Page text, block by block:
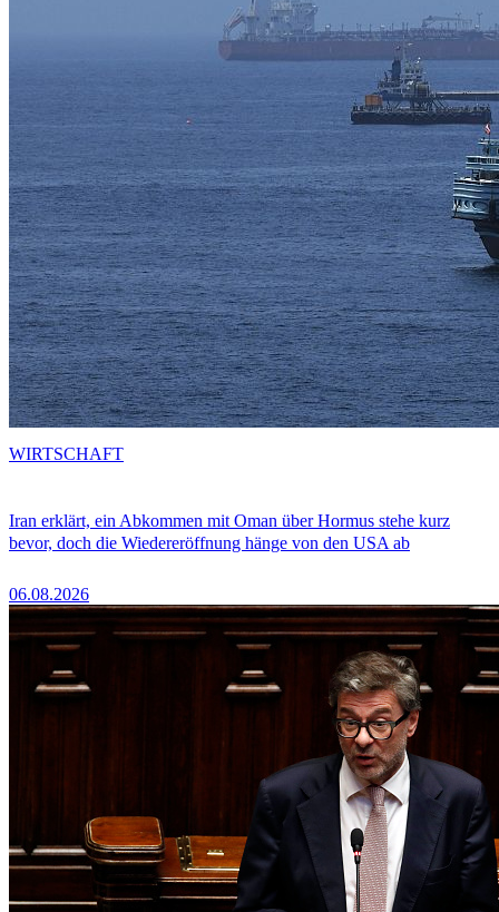
Iran erklärt, ein Abkommen mit Oman über Hormus stehe kurz
bevor, doch die Wiedereröffnung hänge von den USA ab
06.08.2026
WIRTSCHAFT